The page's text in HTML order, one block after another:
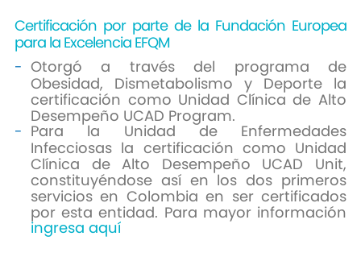
Certificación por parte de la Fundación Europea
para la Excelencia EFQM
Otorgó a través del programa de
Obesidad, Dismetabolismo y Deporte la
certificación como Unidad Clínica de Alto
Desempeño UCAD Program.
Para la Unidad de Enfermedades
Infecciosas la certificación como Unidad
Clínica de Alto Desempeño UCAD Unit,
constituyéndose así en los dos primeros
servicios en Colombia en ser certificados
por esta entidad. Para mayor información
ingresa aquí